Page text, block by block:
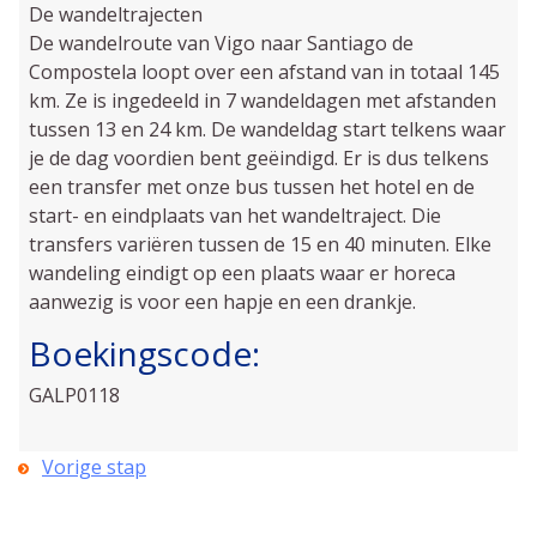
De wandeltrajecten
De wandelroute van Vigo naar Santiago de
Compostela loopt over een afstand van in totaal 145
km. Ze is ingedeeld in 7 wandeldagen met afstanden
tussen 13 en 24 km. De wandeldag start telkens waar
je de dag voordien bent geëindigd. Er is dus telkens
een transfer met onze bus tussen het hotel en de
start- en eindplaats van het wandeltraject. Die
transfers variëren tussen de 15 en 40 minuten. Elke
wandeling eindigt op een plaats waar er horeca
aanwezig is voor een hapje en een drankje.
Boekingscode:
GALP0118
Vorige stap